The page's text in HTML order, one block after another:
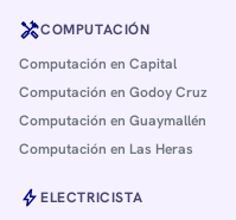
handymanCOMPUTACIÓN
Computación en Capital
Computación en Godoy Cruz
Computación en Guaymallén
Computación en Las Heras
boltELECTRICISTA